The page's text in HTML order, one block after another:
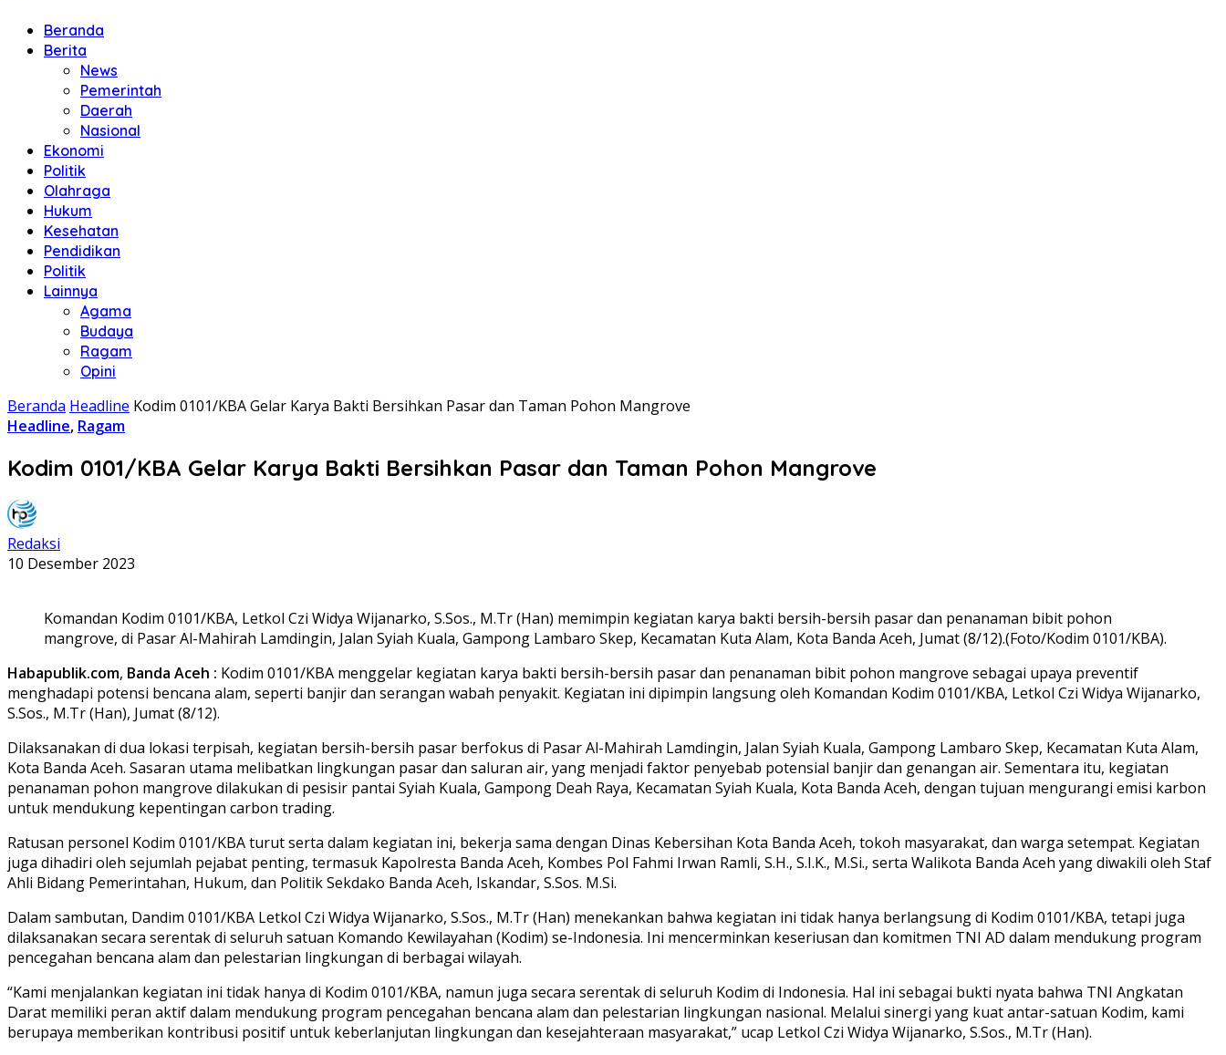
Beranda
Berita
News
Pemerintah
Daerah
Nasional
Ekonomi
Politik
Olahraga
Hukum
Kesehatan
Pendidikan
Politik
Lainnya
Agama
Budaya
Ragam
Opini
Beranda Headline Kodim 0101/KBA Gelar Karya Bakti Bersihkan Pasar dan Taman Pohon Mangrove
Headline, Ragam
Kodim 0101/KBA Gelar Karya Bakti Bersihkan Pasar dan Taman Pohon Mangrove
Redaksi
10 Desember 2023
Komandan Kodim 0101/KBA, Letkol Czi Widya Wijanarko, S.Sos., M.Tr (Han) memimpin kegiatan karya bakti bersih-bersih pasar dan penanaman bibit pohon
mangrove, di Pasar Al-Mahirah Lamdingin, Jalan Syiah Kuala, Gampong Lambaro Skep, Kecamatan Kuta Alam, Kota Banda Aceh, Jumat (8/12).(Foto/Kodim 0101/KBA).
Habapublik.com, Banda Aceh : Kodim 0101/KBA menggelar kegiatan karya bakti bersih-bersih pasar dan penanaman bibit pohon mangrove sebagai upaya preventif
menghadapi potensi bencana alam, seperti banjir dan serangan wabah penyakit. Kegiatan ini dipimpin langsung oleh Komandan Kodim 0101/KBA, Letkol Czi Widya Wijanarko,
S.Sos., M.Tr (Han), Jumat (8/12).
Dilaksanakan di dua lokasi terpisah, kegiatan bersih-bersih pasar berfokus di Pasar Al-Mahirah Lamdingin, Jalan Syiah Kuala, Gampong Lambaro Skep, Kecamatan Kuta Alam,
Kota Banda Aceh. Sasaran utama melibatkan lingkungan pasar dan saluran air, yang menjadi faktor penyebab potensial banjir dan genangan air. Sementara itu, kegiatan
penanaman pohon mangrove dilakukan di pesisir pantai Syiah Kuala, Gampong Deah Raya, Kecamatan Syiah Kuala, Kota Banda Aceh, dengan tujuan mengurangi emisi karbon
untuk mendukung kepentingan carbon trading.
Ratusan personel Kodim 0101/KBA turut serta dalam kegiatan ini, bekerja sama dengan Dinas Kebersihan Kota Banda Aceh, tokoh masyarakat, dan warga setempat. Kegiatan
juga dihadiri oleh sejumlah pejabat penting, termasuk Kapolresta Banda Aceh, Kombes Pol Fahmi Irwan Ramli, S.H., S.I.K., M.Si., serta Walikota Banda Aceh yang diwakili oleh Staf
Ahli Bidang Pemerintahan, Hukum, dan Politik Sekdako Banda Aceh, Iskandar, S.Sos. M.Si.
Dalam sambutan, Dandim 0101/KBA Letkol Czi Widya Wijanarko, S.Sos., M.Tr (Han) menekankan bahwa kegiatan ini tidak hanya berlangsung di Kodim 0101/KBA, tetapi juga
dilaksanakan secara serentak di seluruh satuan Komando Kewilayahan (Kodim) se-Indonesia. Ini mencerminkan keseriusan dan komitmen TNI AD dalam mendukung program
pencegahan bencana alam dan pelestarian lingkungan di berbagai wilayah.
“Kami menjalankan kegiatan ini tidak hanya di Kodim 0101/KBA, namun juga secara serentak di seluruh Kodim di Indonesia. Hal ini sebagai bukti nyata bahwa TNI Angkatan
Darat memiliki peran aktif dalam mendukung program pencegahan bencana alam dan pelestarian lingkungan nasional. Melalui sinergi yang kuat antar-satuan Kodim, kami
berupaya memberikan kontribusi positif untuk keberlanjutan lingkungan dan kesejahteraan masyarakat,” ucap Letkol Czi Widya Wijanarko, S.Sos., M.Tr (Han).